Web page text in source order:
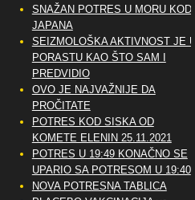
SNAŽAN POTRES U MORU KOD
JAPANA
SEIZMOLOŠKA AKTIVNOST JE U
PORASTU KAO ŠTO SAM I
PREDVIDIO
OVO JE NAJVAŽNIJE DA
PROČITATE
POTRES KOD SISKA OD
KOMETE ELENIN 25.11.2021
POTRES U 19:49 KONAČNO SE
UPARIO SA POTRESOM U 19:40
NOVA POTRESNA TABLICA